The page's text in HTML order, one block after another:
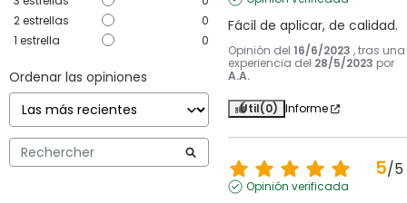
2estrellas
0
1 estrella 0
Ordenar las opiniones
Fácil de aplicar, de calidad.
Opinión del 16/6/2023 , tras una
experiencia del 28/5/2023 por
A.A.
Útil(0) Informe
5/5
Opinión verificada